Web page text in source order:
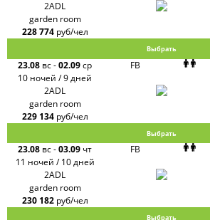
2ADL
garden room
228 774 руб/чел
Выбрать
23.08 вс-02.09ср
10 ночей / 9 дней
FB
2ADL
garden room
229 134 руб/чел
Выбрать
23.08 вс-03.09 чт
11 ночей / 10 дней
FB
2ADL
garden room
230 182 руб/чел
Выбрать